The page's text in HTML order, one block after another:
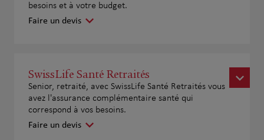
besoins et à votre budget.
Faire un devis
SwissLife Santé Retraités
Senior, retraité, avec SwissLife Santé Retraités vous
avez l'assurance complémentaire santé qui
correspond à vos besoins.
Faire un devis